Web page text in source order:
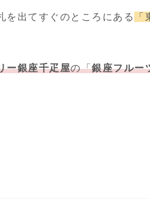
を出てすぐのところにある
ー銀座千疋屋の「銀座フルー